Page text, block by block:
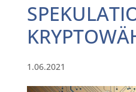
1.06.2021